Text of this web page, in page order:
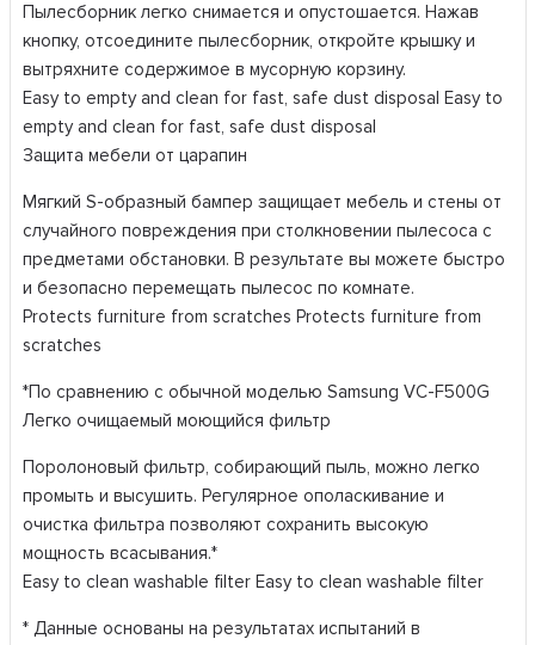
Пылесборник легко снимается и опустошается. Нажав
кнопку, отсоедините пылесборник, откройте крышку и
вытряхните содержимое в мусорную корзину.
Easy to empty and clean for fast, safe dust disposal Easy to
empty and clean for fast, safe dust disposal
Защита мебели от царапин
Мягкий S-образный бампер защищает мебель и стены от
случайного повреждения при столкновении пылесоса с
предметами обстановки. В результате вы можете быстро
и безопасно перемещать пылесос по комнате.
Protects furniture from scratches Protects furniture from
scratches
*По сравнению с обычной моделью Samsung VC-F500G
Легко очищаемый моющийся фильтр
Поролоновый фильтр, собирающий пыль, можно легко
промыть и высушить. Регулярное ополаскивание и
очистка фильтра позволяют сохранить высокую
мощность всасывания.*
Easy to clean washable filter Easy to clean washable filter
* Данные основаны на результатах испытаний в